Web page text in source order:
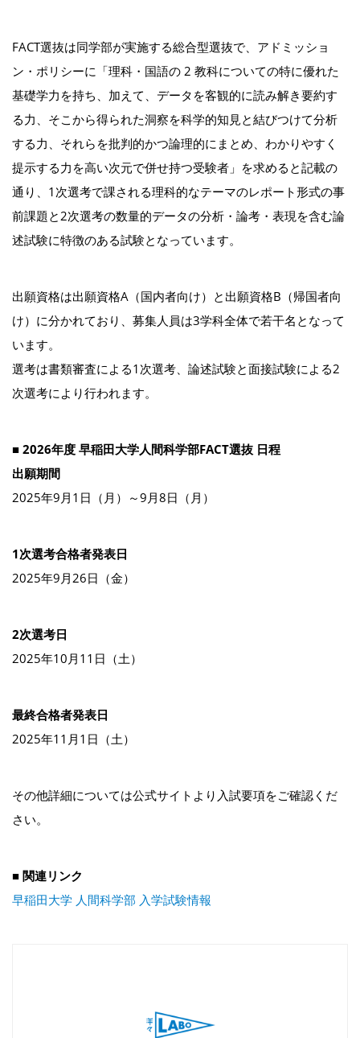
FACT選抜は同学部が実施する総合型選抜で、アドミッショ
ン・ポリシーに「理科・国語の 2 教科についての特に優れた
基礎学力を持ち、加えて、データを客観的に読み解き要約す
る力、そこから得られた洞察を科学的知見と結びつけて分析
する力、それらを批判的かつ論理的にまとめ、わかりやすく
提示する力を高い次元で併せ持つ受験者」を求めると記載の
通り、1次選考で課される理科的なテーマのレポート形式の事
前課題と2次選考の数量的データの分析・論考・表現を含む論
述試験に特徴のある試験となっています。
出願資格は出願資格A（国内者向け）と出願資格B（帰国者向
け）に分かれており、募集人員は3学科全体で若干名となって
います。
選考は書類審査による1次選考、論述試験と面接試験による2
次選考により行われます。
■ 2026年度 早稲田大学人間科学部FACT選抜 日程
出願期間
2025年9月1日（月）～9月8日（月）
1次選考合格者発表日
2025年9月26日（金）
2次選考日
2025年10月11日（土）
最終合格者発表日
2025年11月1日（土）
その他詳細については公式サイトより入試要項をご確認くだ
さい。
■ 関連リンク
早稲田大学 人間科学部 入学試験情報